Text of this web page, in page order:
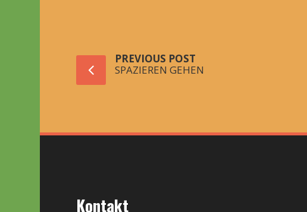
PREVIOUS POST
SPAZIEREN GEHEN
Kontakt